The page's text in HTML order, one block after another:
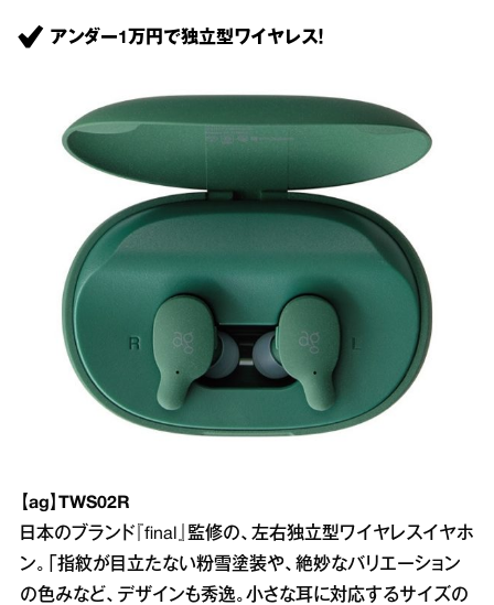
アンダー1万円で独立型ワイヤレス！
【ag】TWS02R
日本のブランド『final』監修の、左右独立型ワイヤレスイヤホ
ン。「指紋が目立たない粉雪塗装や、絶妙なバリエーション
の色みなど、デザインも秀逸。小さな耳に対応するサイズの